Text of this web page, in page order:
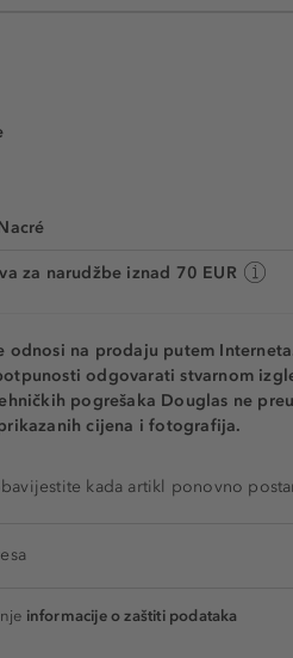
za narudžbe iznad 70 EUR
odnosi na prodaju putem
odgovarati stvarnom
pogrešaka Douglas ne
cijena i fotografija.
kada artikl ponovno
informacije o zaštiti podataka